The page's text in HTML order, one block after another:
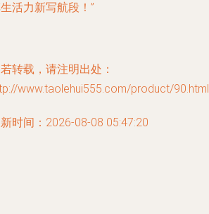
活力新写航段！”
转载，请注明出处：
www.taolehui555.com/product/90.html
时间：2026-08-08 05:47:20